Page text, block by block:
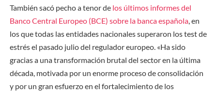
También sacó pecho a tenor de los últimos informes del
Banco Central Europeo (BCE) sobre la banca española , en
los que todas las entidades nacionales superaron los test de
estrés el pasado julio del regulador europeo. «Ha sido
gracias a una transformación brutal del sector en la última
década, motivada por un enorme proceso de consolidación
y por un gran esfuerzo en el fortalecimiento de los